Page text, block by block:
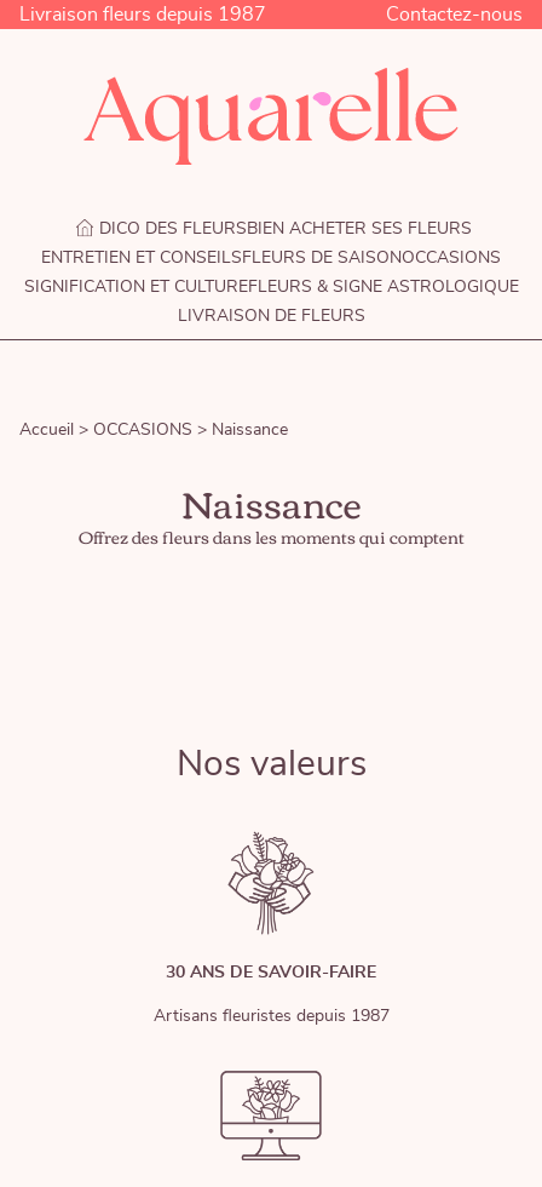
Livraison fleurs depuis 1987 Contactez-nous
DICO DES FLEURS BIEN ACHETER SES FLEURS
ENTRETIEN ET CONSEILS FLEURS DE SAISON OCCASIONS
SIGNIFICATION ET CULTUREFLEURS & SIGNE ASTROLOGIQUE
LIVRAISON DE FLEURS
Accueil > OCCASIONS > Naissance
Naissance
Offrez des fleurs dans les moments qui comptent
Nos valeurs
30 ANS DE SAVOIR-FAIRE
Artisans fleuristes depuis 1987